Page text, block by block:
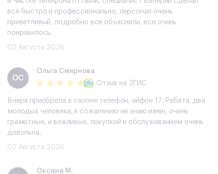
все быстро и профессионально, персонал очень
приветливый, подробно все объяснили, все очень
понравилось.
02 Августа 2026
ОС
Ольга Смирнова
Отзыв на 2ГИС
Вчера приобрела в салоне телефон, айфон 17. Ребята, два
молодых человека, к сожалению не знаю имен, очень
грамотные, и вежливые, покупкой и обслуживанием очень
довольна.
02 Августа 2026
Оксана М.